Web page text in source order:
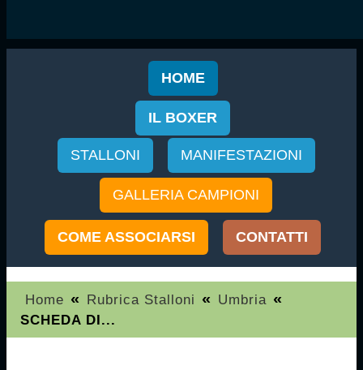
HOME
IL BOXER
STALLONI MANIFESTAZIONI
GALLERIA CAMPIONI
COME ASSOCIARSI CONTATTI
Home « Rubrica Stalloni « Umbria «
SCHEDA DI...